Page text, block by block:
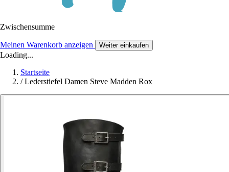
Zwischensumme
Meinen Warenkorb anzeigen Weiter einkaufen
Loading...
Startseite
/ Lederstiefel Damen Steve Madden Rox